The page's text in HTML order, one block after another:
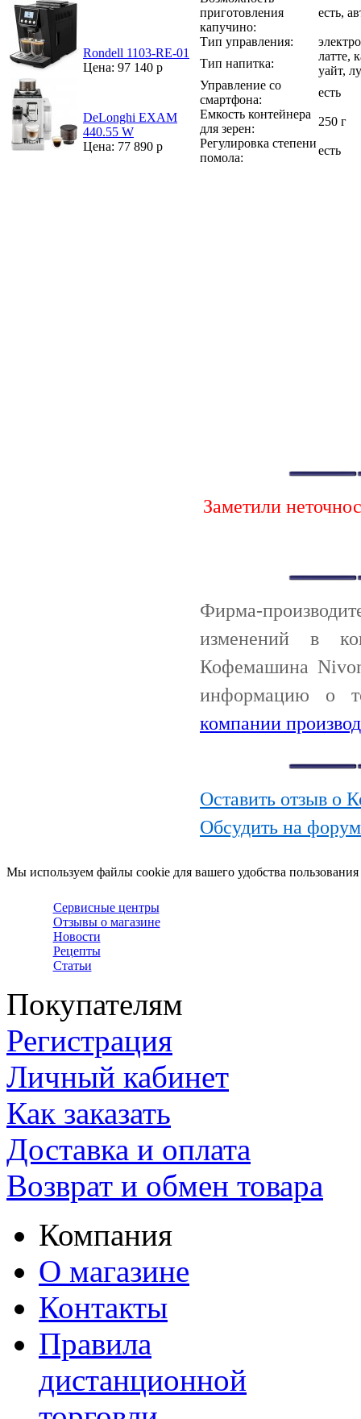
Rondell 1103-RE-01
Цена: 97 140 р
DeLonghi EXAM
440.55 W
Цена: 77 890 р
приготовления
капучино:
есть,
Тип управления:
Тип напитка:
латте,
уайт,
Управление со
смартфона:
есть
Емкость контейнера
для зерен:
250 г
Регулировка степени
помола:
есть
Заметили
Фирма-
изменений в
Кофемашина
информацию о
компании
Оставить отзыв о
Обсудить на
Мы используем файлы cookie для вашего удобства
Сервисные центры
Отзывы о магазине
Новости
Рецепты
Статьи
Покупателям
Регистрация
Личный кабинет
Как заказать
Доставка и оплата
Возврат и обмен товара
Компания
О магазине
Контакты
Правила
дистанционной